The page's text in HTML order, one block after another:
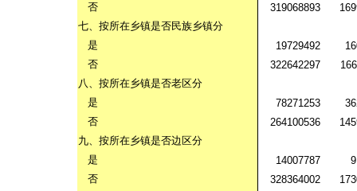
否
319068893
七、按所在乡镇是否民族乡镇分
是
19729492
否
322642297
八、按所在乡镇是否老区分
是
78271253
否
264100536
九、按所在乡镇是否边区分
是
14007787
否
328364002